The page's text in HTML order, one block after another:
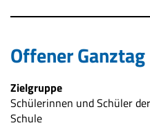
Offener Ganztag
Zielgruppe
Schülerinnen und Schüler
Schule